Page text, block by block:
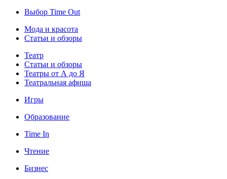
Выбор Time Out
Мода и красота
Статьи и обзоры
Театр
Статьи и обзоры
Театры от А до Я
Театральная афиша
Игры
Образование
Time In
Чтение
Бизнес